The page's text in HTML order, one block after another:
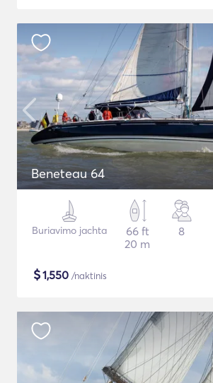
Beneteau 64
Buriavimo jachta
66 ft
20 m
8
$1,550 /naktinis